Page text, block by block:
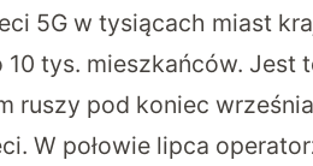
5G w tysiącach miast
tys. mieszkańców. Jest
ruszy pod koniec
W połowie lipca